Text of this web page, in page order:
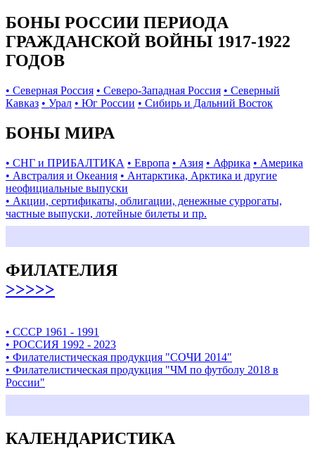
БОНЫ РОССИИ ПЕРИОДА
ГРАЖДАНСКОЙ ВОЙНЫ 1917-1922
ГОДОВ
• Северная Россия • Северо-Западная Россия • Северный
Кавказ • Урал • Юг России • Сибирь и Дальний Восток
БОНЫ МИРА
• СНГ и ПРИБАЛТИКА • Европа • Азия • Африка • Америка
• Австралия и Океания • Антарктика, Арктика и другие
неофициальные выпуски
• Акции, сертификаты, облигации, денежные суррогаты,
частные выпуски, лотейные билеты и пр.
ФИЛАТЕЛИЯ
>>>>>
• СССР 1961 - 1991
• РОССИЯ 1992 - 2023
• Филателистическая продукция "СОЧИ 2014"
• Филателистическая продукция "ЧМ по футболу 2018 в
России"
КАЛЕНДАРИСТИКА